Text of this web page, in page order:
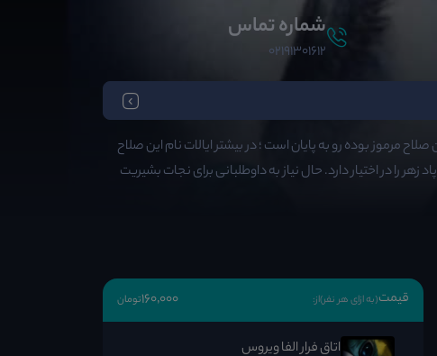
شماره تماس
02191301612
مرموز بوده رو به پایان است ؛ در بیشتر ایالات نام این صلاح
را در اختیار دارد. حال نیاز به داوطلبانی برای نجات بشیریت
قیمت(به ازای هر نفر)از: 160٬000تومان
اتاق فرار الفا ویروس